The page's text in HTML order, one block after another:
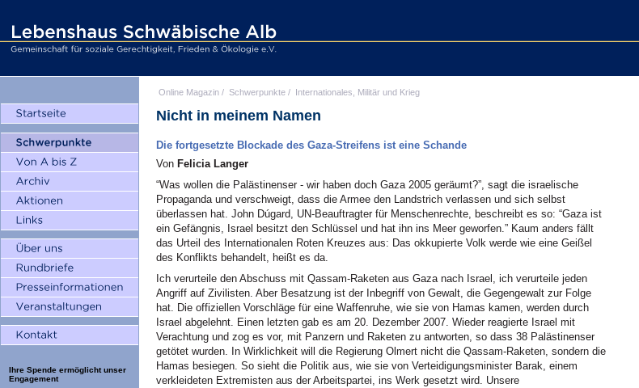
Ihre Spende ermöglicht unser
Engagement
Online Magazin / Schwerpunkte / Internationales, Militär und Krieg
Nicht in meinem Namen
Die fortgesetzte Blockade des Gaza-Streifens ist eine Schande
Von Felicia Langer
“Was wollen die Palästinenser - wir haben doch Gaza 2005 geräumt?”, sagt die israelische
Propaganda und verschweigt, dass die Armee den Landstrich verlassen und sich selbst
überlassen hat. John Dúgard, UN-Beauftragter für Menschenrechte, beschreibt es so: “Gaza ist
ein Gefängnis, Israel besitzt den Schlüssel und hat ihn ins Meer geworfen.” Kaum anders fällt
das Urteil des Internationalen Roten Kreuzes aus: Das okkupierte Volk werde wie eine Geißel
des Konflikts behandelt, heißt es da.
Ich verurteile den Abschuss mit Qassam-Raketen aus Gaza nach Israel, ich verurteile jeden
Angriff auf Zivilisten. Aber Besatzung ist der Inbegriff von Gewalt, die Gegengewalt zur Folge
hat. Die offiziellen Vorschläge für eine Waffenruhe, wie sie von Hamas kamen, werden durch
Israel abgelehnt. Einen letzten gab es am 20. Dezember 2007. Wieder reagierte Israel mit
Verachtung und zog es vor, mit Panzern und Raketen zu antworten, so dass 38 Palästinenser
getötet wurden. In Wirklichkeit will die Regierung Olmert nicht die Qassam-Raketen, sondern die
Hamas besiegen. So sieht die Politik aus, wie sie von Verteidigungsminister Barak, einem
verkleideten Extremisten aus der Arbeitspartei, ins Werk gesetzt wird. Unsere